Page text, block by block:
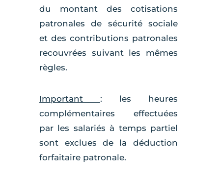
du montant des cotisations
patronales de sécurité sociale
et des contributions patronales
recouvrées suivant les mêmes
règles.
Important : les heures
complémentaires effectuées
par les salariés à temps partiel
sont exclues de la déduction
forfaitaire patronale.